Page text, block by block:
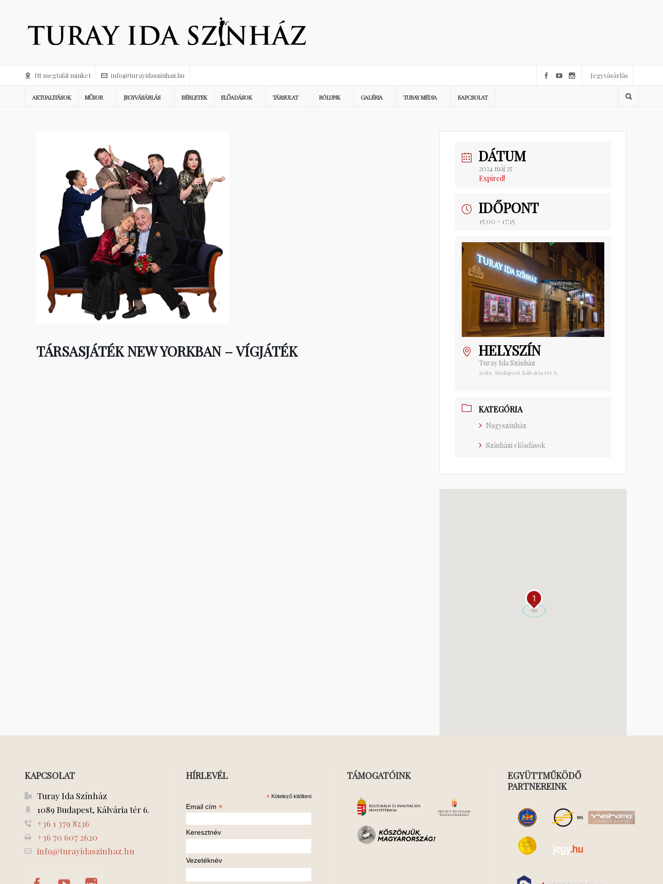
Itt megtalál minket info@turayidaszinhaz.hu Jegyvásárlás
AKTUALITÁSOK MŰSOR JEGYVÁSÁRLÁS BÉRLETEK ELŐADÁSOK TÁRSULAT RÓLUNK GALÉRIA TURAY MÉDIA KAPCSOLAT
TÁRSASJÁTÉK NEW YORKBAN – VÍGJÁTÉK
DÁTUM
2024 máj 25
Expired!
IDŐPONT
15:00 - 17:15
HELYSZÍN
Turay Ida Színház
1089. Budapest Kálvária tér 6.
KATEGÓRIA
Nagyszínház
Színházi előadások
1
KAPCSOLAT
Turay Ida Színház
1089 Budapest, Kálvária tér 6.
+36 1 379 8236
+36 70 607 2620
info@turayidaszinhaz.hu
HÍRLEVÉL
* Kötelező kitölteni
Email cím *
Keresztnév
Vezetéknév
TÁMOGATÓINK
EGYÜTTMŰKÖDŐ
PARTNEREINK